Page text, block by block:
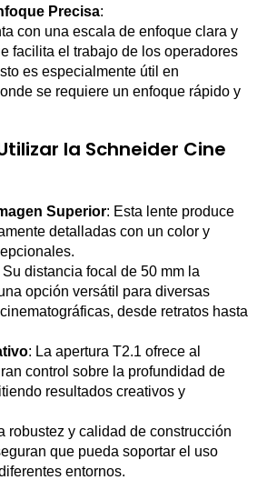
Precisa:
con una escala de enfoque clara y
facilita el trabajo de los operadores
es especialmente útil en
se requiere un enfoque rápido y
la Schneider Cine
Superior: Esta lente produce
detalladas con un color y
Su distancia focal de 50 mm la
opción versátil para diversas
desde retratos hasta
: La apertura T2.1 ofrece al
control sobre la profundidad de
resultados creativos y
robustez y calidad de construcción
que pueda soportar el uso
entornos.